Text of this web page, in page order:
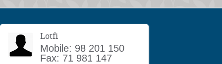
Lotfi
Mobile: 98 201 150
Fax: 71 981 147